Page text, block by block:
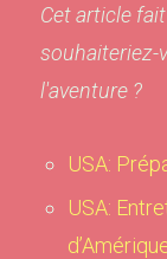
Cet article
souhaiteriez-
l'aventure ?
USA:
USA: